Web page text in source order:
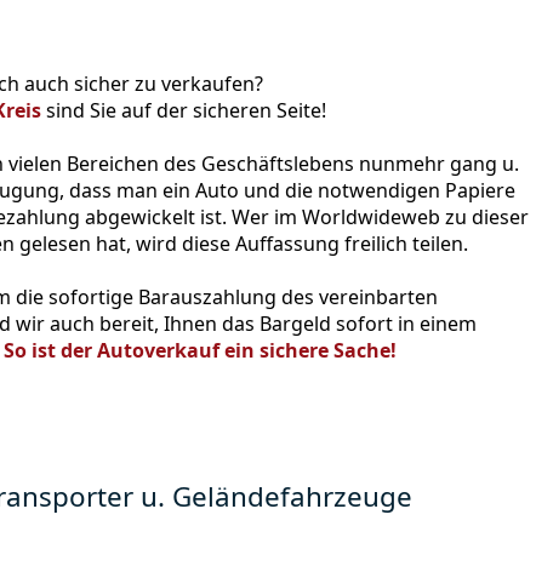
auch sicher zu verkaufen?
sind Sie auf der sicheren Seite!
Bereichen des Geschäftslebens nunmehr gang u.
dass man ein Auto und die notwendigen Papiere
abgewickelt ist. Wer im Worldwideweb zu dieser
gelesen hat, wird diese Auffassung freilich teilen.
die sofortige Barauszahlung des vereinbarten
wir auch bereit, Ihnen das Bargeld sofort in einem
So ist der Autoverkauf ein sichere Sache!
u. Geländefahrzeuge